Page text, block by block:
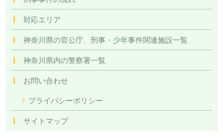
対応エリア
神奈川県の官公庁、刑事・少年事件関連施設一覧
神奈川県内の警察署一覧
お問い合わせ
プライバシーポリシー
サイトマップ